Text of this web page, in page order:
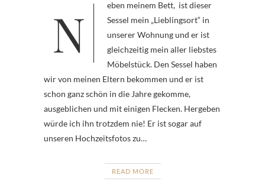
Neben meinem Bett, ist dieser
Sessel mein „Lieblingsort“ in
unserer Wohnung und er ist
gleichzeitig mein aller liebstes
Möbelstück. Den Sessel haben
wir von meinen Eltern bekommen und er ist
schon ganz schön in die Jahre gekomme,
ausgeblichen und mit einigen Flecken. Hergeben
würde ich ihn trotzdem nie! Er ist sogar auf
unseren Hochzeitsfotos zu…
READ MORE